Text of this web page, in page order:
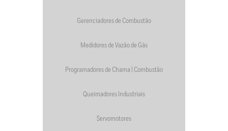
Gerenciadores de Combustão
Medidores de Vazão de Gás
Programadores de Chama | Combustão
Queimadores Industriais
Servomotores